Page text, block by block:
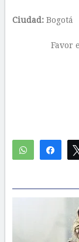
Ciudad:Bogotá
Favor
WhatsApp